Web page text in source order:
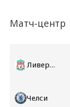
Матч-центр
Ливерпуль
Челси